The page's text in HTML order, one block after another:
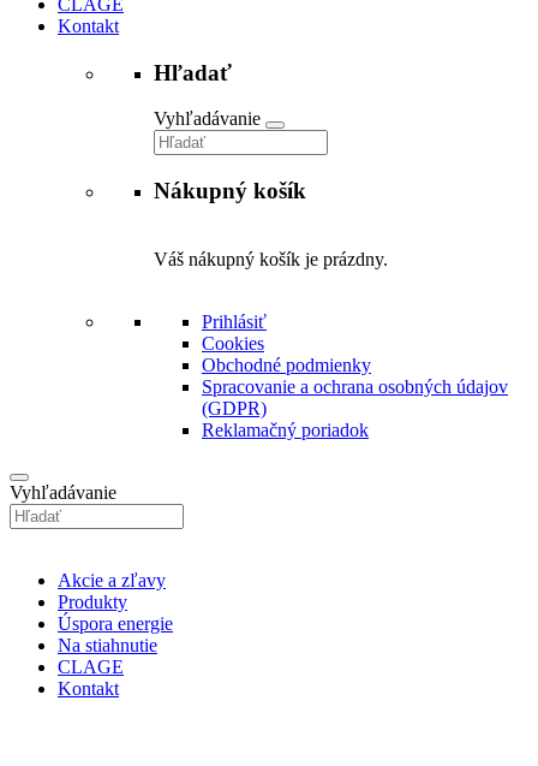
CLAGE
Kontakt
Hľadať
Vyhľadávanie
Nákupný košík
Váš nákupný košík je prázdny.
Prihlásiť
Cookies
Obchodné podmienky
Spracovanie a ochrana osobných údajov
(GDPR)
Reklamačný poriadok
Vyhľadávanie
Akcie a zľavy
Produkty
Úspora energie
Na stiahnutie
CLAGE
Kontakt